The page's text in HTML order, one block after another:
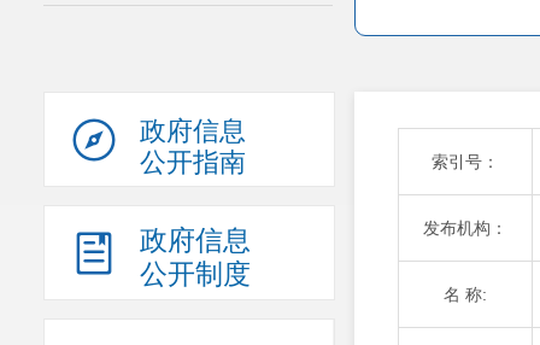
政府信息
公开指南
政府信息
公开制度
索引号：
发布机构：
名 称: